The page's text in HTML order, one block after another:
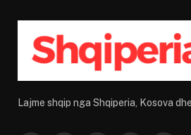
Lajme shqip nga Shqiperia, Kosova